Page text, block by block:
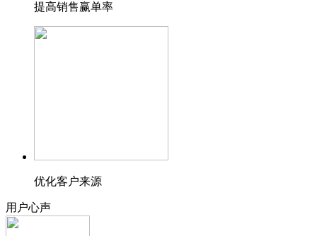
提高销售赢单率
优化客户来源
用户心声